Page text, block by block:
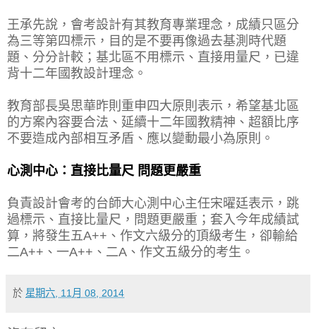
王承先說，會考設計有其教育專業理念，成績只區分
為三等第四標示，目的是不要再像過去基測時代題
題、分分計較；基北區不用標示、直接用量尺，已違
背十二年國教設計理念。
教育部長吳思華昨則重申四大原則表示，希望基北區
的方案內容要合法、延續十二年國教精神、超額比序
不要造成內部相互矛盾、應以變動最小為原則。
心測中心：直接比量尺 問題更嚴重
負責設計會考的台師大心測中心主任宋曜廷表示，跳
過標示、直接比量尺，問題更嚴重；套入今年成績試
算，將發生五A++、作文六級分的頂級考生，卻輸給
二A++、一A++、二A、作文五級分的考生。
於 星期六, 11月 08, 2014